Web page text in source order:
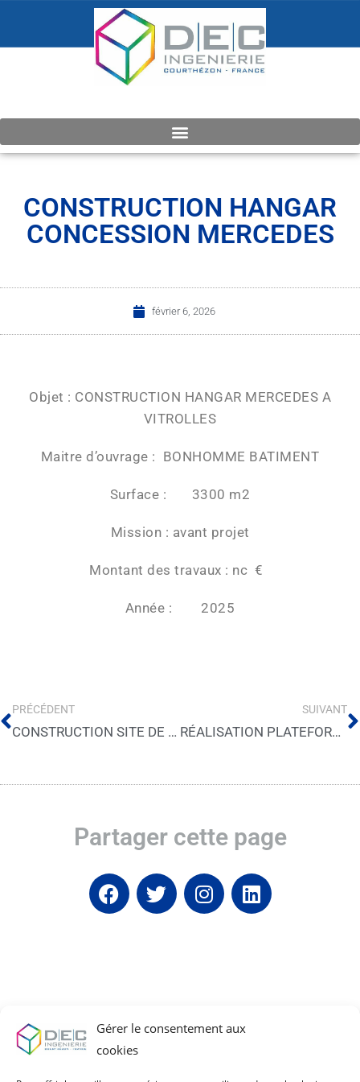
Gérer le consentement aux
cookies
CONSTRUCTION HANGAR
CONCESSION MERCEDES
février 6, 2026
Objet : CONSTRUCTION HANGAR MERCEDES A
VITROLLES
Maitre d’ouvrage : BONHOMME BATIMENT
Surface : 3300 m2
Mission : avant projet
Montant des travaux : nc €
Année : 2025
PRÉCÉDENT
CONSTRUCTION SITE DE PRODUCTION DE VERRE LITANE
SUIVANT
RÉALISATION PLATEFORME TECHNOLOGIQUE SPOT
Partager cette page